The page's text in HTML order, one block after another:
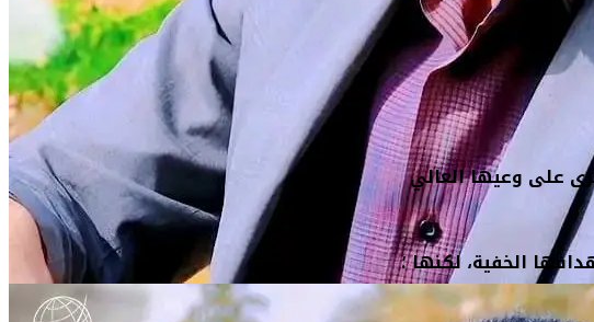
على وعيها العالي
الخفية، لكنها ؛